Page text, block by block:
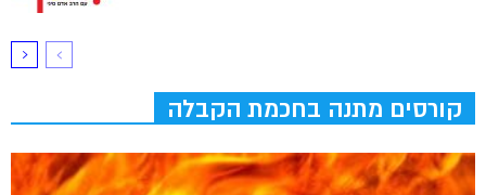
קורסים מתנה בחכמת הקבלה